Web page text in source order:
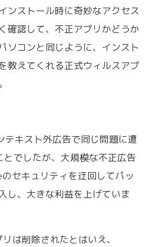
ンストール時に奇妙なアクセス
確認して、不正アプリかどうか
ソコンと同じように、インスト
教えてくれる正式ウィルスアプ
キスト外広告で同じ問題に遭
でしたが、大規模な不正広告
セキュリティを迂回してパッ
し、大きな利益を上げていま
は削除されたとはいえ、